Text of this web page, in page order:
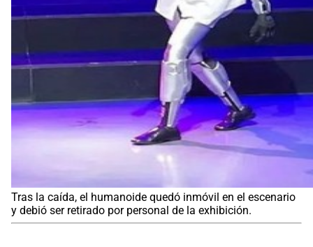
Tras la caída, el humanoide quedó inmóvil en el escenario
y debió ser retirado por personal de la exhibición.